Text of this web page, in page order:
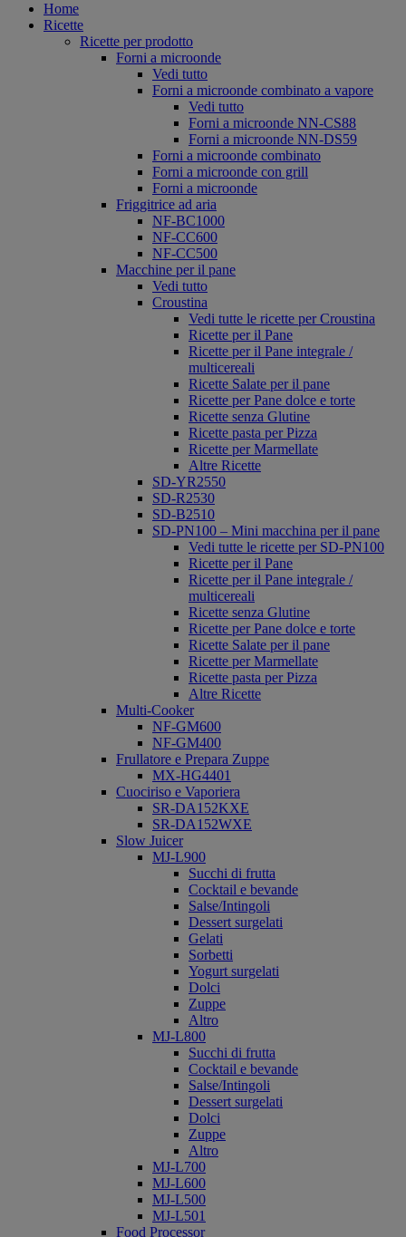
Home
Ricette
Ricette per prodotto
Forni a microonde
Vedi tutto
Forni a microonde combinato a vapore
Vedi tutto
Forni a microonde NN-CS88
Forni a microonde NN-DS59
Forni a microonde combinato
Forni a microonde con grill
Forni a microonde
Friggitrice ad aria
NF-BC1000
NF-CC600
NF-CC500
Macchine per il pane
Vedi tutto
Croustina
Vedi tutte le ricette per Croustina
Ricette per il Pane
Ricette per il Pane integrale /
multicereali
Ricette Salate per il pane
Ricette per Pane dolce e torte
Ricette senza Glutine
Ricette pasta per Pizza
Ricette per Marmellate
Altre Ricette
SD-YR2550
SD-R2530
SD-B2510
SD-PN100 – Mini macchina per il pane
Vedi tutte le ricette per SD-PN100
Ricette per il Pane
Ricette per il Pane integrale /
multicereali
Ricette senza Glutine
Ricette per Pane dolce e torte
Ricette Salate per il pane
Ricette per Marmellate
Ricette pasta per Pizza
Altre Ricette
Multi-Cooker
NF-GM600
NF-GM400
Frullatore e Prepara Zuppe
MX-HG4401
Cuociriso e Vaporiera
SR-DA152KXE
SR-DA152WXE
Slow Juicer
MJ-L900
Succhi di frutta
Cocktail e bevande
Salse/Intingoli
Dessert surgelati
Gelati
Sorbetti
Yogurt surgelati
Dolci
Zuppe
Altro
MJ-L800
Succhi di frutta
Cocktail e bevande
Salse/Intingoli
Dessert surgelati
Dolci
Zuppe
Altro
MJ-L700
MJ-L600
MJ-L500
MJ-L501
Food Processor